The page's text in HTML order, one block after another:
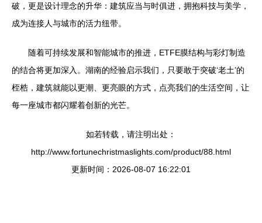
破，更是设计理念的升华：建筑应当与时俱进，拥抱科技与美学，
成为连接人与城市的活力纽带。
随着可持续发展和智能城市的推进，ETFE膜结构与彩灯制造
的结合将更加深入。湖南的经验启示我们，只要敢于突破‘老土’的
桎梏，建筑就能以更潮、更亮眼的方式，点亮我们的生活空间，让
每一座城市都闪耀着创新的光芒。
如若转载，请注明出处：
http://www.fortunechristmaslights.com/product/88.html
更新时间：2026-08-07 16:22:01